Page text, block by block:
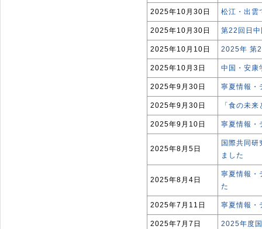
2025年10月30日 松江・出雲
2025年10月30日 第22回日
2025年10月10日 2025年 第
2025年10月3日 中国・安康
2025年9月30日 寧夏情報・
2025年9月30日 「食の未
2025年9月10日 寧夏情報
2025年8月5日
国際共同
ました
2025年8月4日
寧夏情報・
た
2025年7月11日 寧夏情報・
2025年7月7日 2025年度